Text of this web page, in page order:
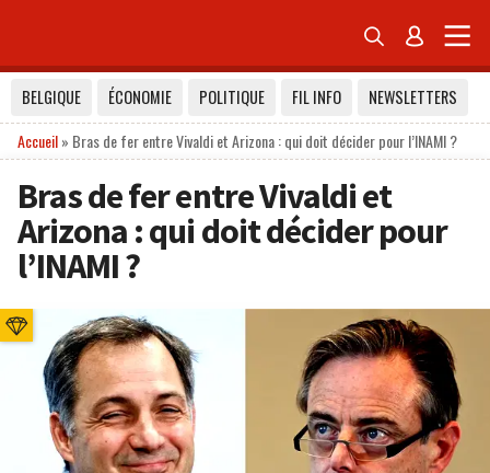
 
BELGIQUE ÉCONOMIE POLITIQUE FIL INFO
NEWSLETTERS
Accueil» Bras de fer entre Vivaldi et Arizona : qui doit décider pour l’INAMI ?
Bras de fer entre Vivaldi et
Arizona : qui doit décider pour
l’INAMI ?